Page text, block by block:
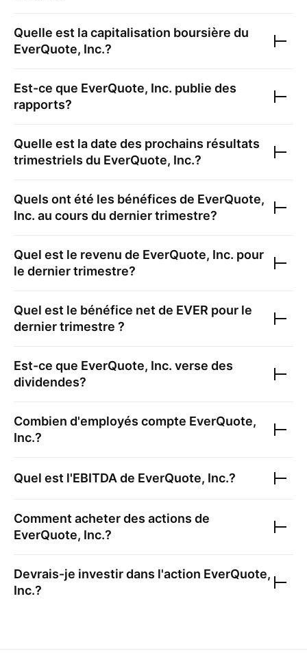
Quelle est la capitalisation boursière du
EverQuote, Inc.?
Est-ce que EverQuote, Inc. publie des
rapports?
Quelle est la date des prochains résultats
trimestriels du EverQuote, Inc.?
Quels ont été les bénéfices de EverQuote,
Inc. au cours du dernier trimestre?
Quel est le revenu de EverQuote, Inc. pour
le dernier trimestre?
Quel est le bénéfice net de EVER pour le
dernier trimestre ?
Est-ce que EverQuote, Inc. verse des
dividendes?
Combien d'employés compte EverQuote,
Inc.?
Quel est l'EBITDA de EverQuote, Inc.?
Comment acheter des actions de
EverQuote, Inc.?
Devrais-je investir dans l'action EverQuote,
Inc.?